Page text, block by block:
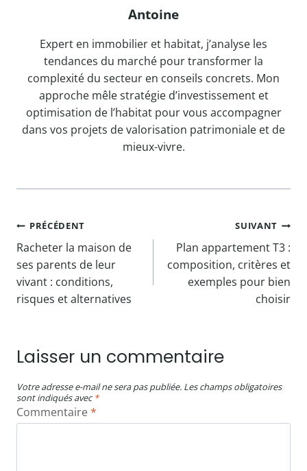
Antoine
Expert en immobilier et habitat, j’analyse les
tendances du marché pour transformer la
complexité du secteur en conseils concrets. Mon
approche mêle stratégie d’investissement et
optimisation de l’habitat pour vous accompagner
dans vos projets de valorisation patrimoniale et de
mieux-vivre.
Navigation
de
l’article
PRÉCÉDENT
Racheter la maison de
ses parents de leur
vivant : conditions,
risques et alternatives
SUIVANT
Plan appartement T3 :
composition, critères et
exemples pour bien
choisir
Laisser un commentaire
Votre adresse e-mail ne sera pas publiée. Les champs obligatoires
sont indiqués avec*
Commentaire*